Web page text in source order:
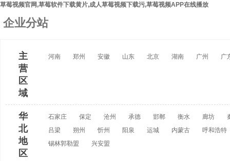
草莓视频官网,草莓软件下载黄片,成人草莓视频下载污,草莓视频APP在线播放
企业分站
主
营
区
域
河南 郑州 安徽 山东 北京 湖南 广州 广
华
北
地
区
石家庄 保定 沧州 承德 邯郸 衡水 廊坊
吕梁
朔州 忻州 阳泉 运城 内蒙古
呼和浩特
锡林郭勒盟
兴安盟